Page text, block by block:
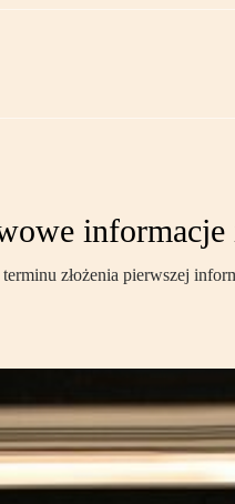
złożenia pierwszej